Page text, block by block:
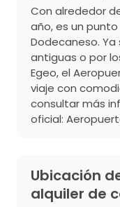
Con alrededor
año, es un
Dodecaneso.
antiguas o por
Egeo, el
viaje con
consultar más
oficial:
Ubicación
alquiler de